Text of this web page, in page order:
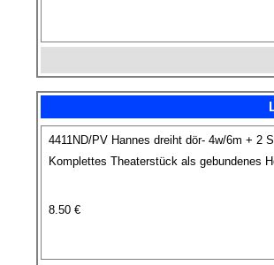
4411ND/PV Hannes dreiht dör- 4w/6m + 2
Komplettes Theaterstück als gebundenes
8.50 €